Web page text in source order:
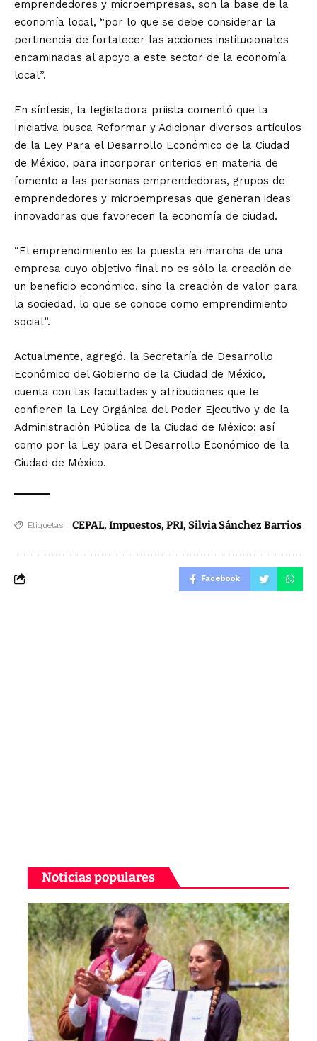
emprendedores y microempresas, son la base de la
economía local, “por lo que se debe considerar la
pertinencia de fortalecer las acciones institucionales
encaminadas al apoyo a este sector de la economía
local”.
En síntesis, la legisladora priista comentó que la
Iniciativa busca Reformar y Adicionar diversos artículos
de la Ley Para el Desarrollo Económico de la Ciudad
de México, para incorporar criterios en materia de
fomento a las personas emprendedoras, grupos de
emprendedores y microempresas que generan ideas
innovadoras que favorecen la economía de ciudad.
“El emprendimiento es la puesta en marcha de una
empresa cuyo objetivo final no es sólo la creación de
un beneficio económico, sino la creación de valor para
la sociedad, lo que se conoce como emprendimiento
social”.
Actualmente, agregó, la Secretaría de Desarrollo
Económico del Gobierno de la Ciudad de México,
cuenta con las facultades y atribuciones que le
confieren la Ley Orgánica del Poder Ejecutivo y de la
Administración Pública de la Ciudad de México; así
como por la Ley para el Desarrollo Económico de la
Ciudad de México.
Etiquetas: CEPAL, Impuestos, PRI, Silvia Sánchez Barrios
Facebook
Noticias populares